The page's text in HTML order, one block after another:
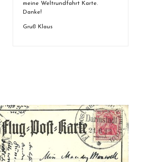
meine Weltrundfahrt Karte.
Danke!
Gruß Klaus